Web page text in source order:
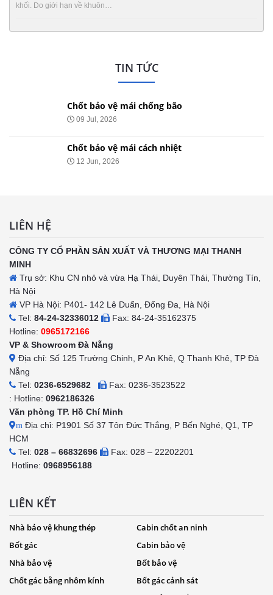
khối. Do giới hạn về khuôn…
TIN TỨC
Chốt bảo vệ mái chống bão
09 Jul, 2026
Chốt bảo vệ mái cách nhiệt
12 Jun, 2026
LIÊN HỆ
CÔNG TY CỔ PHẦN SẢN XUẤT VÀ THƯƠNG MẠI THANH
MINH
Trụ sở: Khu CN nhỏ và vừa Hạ Thái, Duyên Thái, Thường Tín,
Hà Nội
VP Hà Nội: P401- 142 Lê Duẩn, Đống Đa, Hà Nội
Tel: 84-24-32336012
Fax: 84-24-35162375
Hotline: 0965172166
VP & Showroom Đà Nẵng
Địa chỉ: Số 125 Trường Chinh, P An Khê, Q Thanh Khê, TP Đà
Nẵng
Tel: 0236-6529682
Fax: 0236-3523522
: Hotline: 0962186326
Văn phòng TP. Hồ Chí Minh
m Địa chỉ: P1901 Số 37 Tôn Đức Thắng, P Bến Nghé, Q1, TP
HCM
Tel: 028 – 66832696
Fax: 028 – 22202201
Hotline: 0968956188
LIÊN KẾT
Nhà bảo vệ khung thép
Cabin chốt an ninh
Bốt gác
Cabin bảo vệ
Nhà bảo vệ
Bốt bảo vệ
Chốt gác bằng nhôm kính
Bốt gác cảnh sát